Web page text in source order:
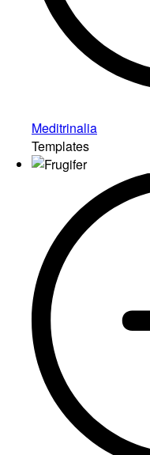
Meditrinalia
Templates